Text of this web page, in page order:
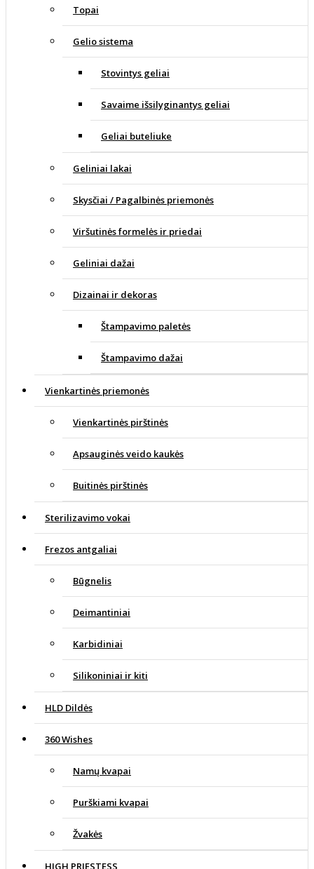
Topai
Gelio sistema
Stovintys geliai
Savaime išsilyginantys geliai
Geliai buteliuke
Geliniai lakai
Skysčiai / Pagalbinės priemonės
Viršutinės formelės ir priedai
Geliniai dažai
Dizainai ir dekoras
Štampavimo paletės
Štampavimo dažai
Vienkartinės priemonės
Vienkartinės pirštinės
Apsauginės veido kaukės
Buitinės pirštinės
Sterilizavimo vokai
Frezos antgaliai
Būgnelis
Deimantiniai
Karbidiniai
Silikoniniai ir kiti
HLD Dildės
360 Wishes
Namų kvapai
Purškiami kvapai
Žvakės
HIGH PRIESTESS